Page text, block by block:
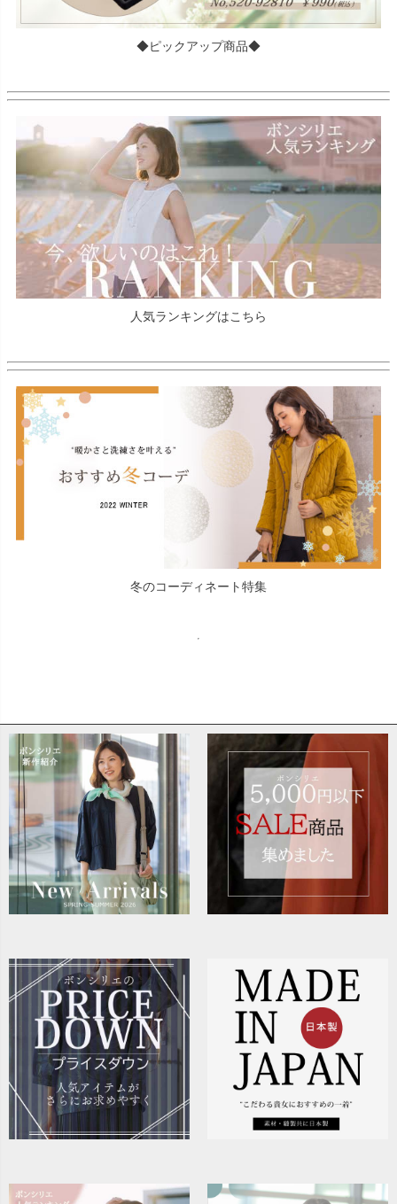
◆ピックアップ商品◆
人気ランキングはこちら
冬のコーディネート特集